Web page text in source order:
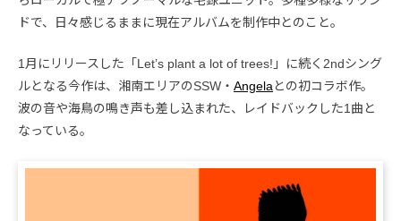
ドで、日々感じるままに現在アルバムを制作中とのこと。
1月にリリースした「Let’s plant a lot of trees!」に続く2ndシング
ルとなる今作は、湘南エリアのSSW・ Angela との初コラボ作。
波の音や海鳥の鳴き声も差し込まれた、レイドバックした1曲と
なっている。